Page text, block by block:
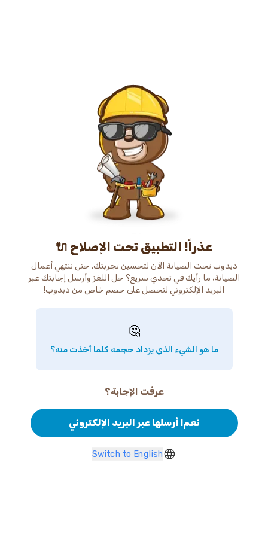
عذراً! التطبيق تحت الإصلاح 🔌
دبدوب تحت الصيانة الآن لتحسين تجربتك. حتى ننتهي أعمال
الصيانة، ما رأيك في تحدي سريع؟ حل اللغز وأرسل إجابتك عبر
البريد الإلكتروني لتحصل على خصم خاص من دبدوب!
🤔
ما هو الشيء الذي يزداد حجمه كلما أخذت منه؟
عرفت الإجابة؟
نعم! أرسلها عبر البريد الإلكتروني
Switch to English